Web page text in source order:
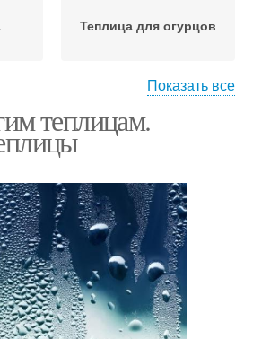
Теплица для огурцов
Укрывные материалы
Материал для теплиц
Показать все
теплицам.